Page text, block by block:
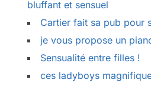
bluffant et sensuel
Cartier fait sa pub pour
je vous propose un
Sensualité entre filles !
ces ladyboys